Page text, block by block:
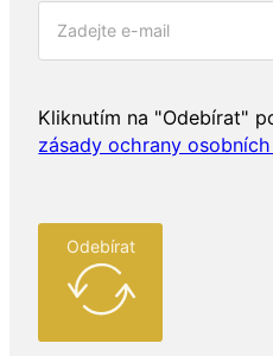
Kliknutím na "Odebírat"
zásady ochrany
Odebírat